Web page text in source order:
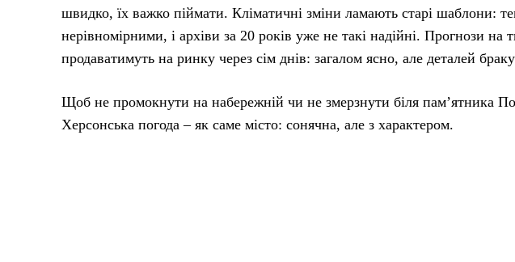
швидко, їх важко піймати. Кліматичні зміни ламають старі шаблони:
нерівномірними, і архіви за 20 років уже не такі надійні. Прогнози
продаватимуть на ринку через сім днів: загалом ясно, але деталей
Щоб не промокнути на набережній чи не змерзнути біля пам’ятника
Херсонська погода – як саме місто: сонячна, але з характером.